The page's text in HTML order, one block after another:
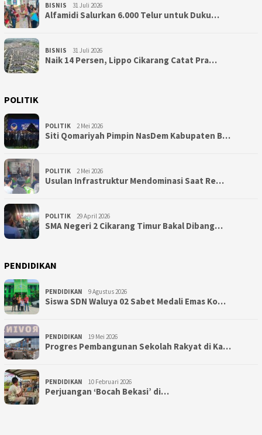
BISNIS 31 Juli 2026
Alfamidi Salurkan 6.000 Telur untuk Duku…
BISNIS 31 Juli 2026
Naik 14 Persen, Lippo Cikarang Catat Pra…
POLITIK
POLITIK 2 Mei 2026
Siti Qomariyah Pimpin NasDem Kabupaten B…
POLITIK 2 Mei 2026
Usulan Infrastruktur Mendominasi Saat Re…
POLITIK 29 April 2026
SMA Negeri 2 Cikarang Timur Bakal Dibang…
PENDIDIKAN
PENDIDIKAN 9 Agustus 2026
Siswa SDN Waluya 02 Sabet Medali Emas Ko…
PENDIDIKAN 19 Mei 2026
Progres Pembangunan Sekolah Rakyat di Ka…
PENDIDIKAN 10 Februari 2026
Perjuangan ‘Bocah Bekasi’ di…